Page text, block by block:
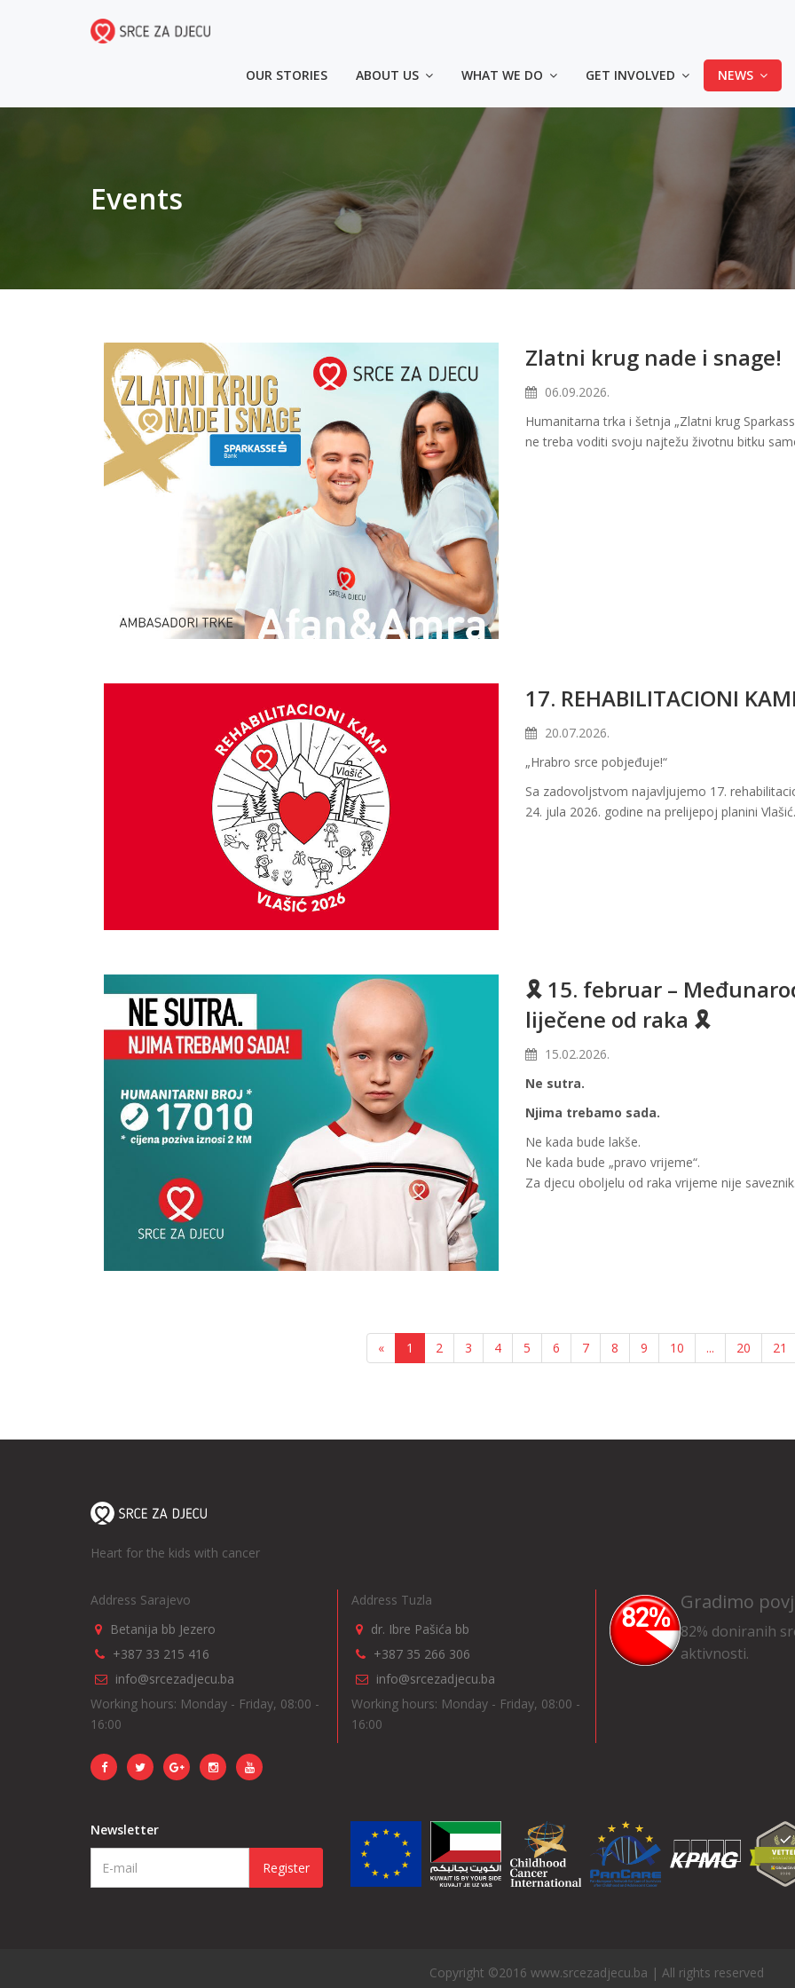
OUR STORIES ABOUT US WHAT WE DO GET INVOLVED NEWS
4 načina da kupiš
◾️ Lično u prostorijama Udruženja - Sarajevo, Himze
- Tuzla dr. Ibre Pašića bb, u krugu UKC Tuzla
◾️ Uplatom na račun Srce d.o.o.: 3387302220478214
uplate: Kupovina majica za Zlatni krug)
◾️ Online na Srceshop web stranici:
Majice za odrasle
Events
Zlatni krug nade i snage!
06.09.2026.
Humanitarna trka i šetnja „Zlatni krug
ne treba voditi svoju najtežu životnu bitku
17. REHABILITACIONI
20.07.2026.
„Hrabro srce pobjeđuje!“
Sa zadovoljstvom najavljujemo 17.
24. jula 2026. godine na prelijepoj planini Vlašić.
🎗 15. februar –
liječene od raka 🎗
15.02.2026.
Ne sutra.
Njima trebamo sada.
Ne kada bude lakše.
Ne kada bude „pravo vrijeme“.
Za djecu oboljelu od raka vrijeme nije
« 1 2 3 4 5 6 7 8 9 10 ... 20 21
Heart for the kids with cancer
Address Sarajevo
Betanija bb Jezero
+387 33 215 416
info@srcezadjecu.ba
Working hours: Monday - Friday, 08:00 -
16:00
Address Tuzla
dr. Ibre Pašića bb
+387 35 266 306
info@srcezadjecu.ba
Working hours: Monday - Friday, 08:00 -
16:00
Gradimo
82% doniranih
aktivnosti.
Newsletter
Register
Copyright ©2016 www.srcezadjecu.ba | All rights reserved